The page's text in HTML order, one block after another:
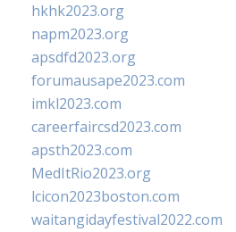
hkhk2023.org
napm2023.org
apsdfd2023.org
forumausape2023.com
imkl2023.com
careerfaircsd2023.com
apsth2023.com
MedItRio2023.org
lcicon2023boston.com
waitangidayfestival2022.com